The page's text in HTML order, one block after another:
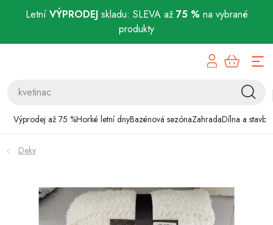
Letní VÝPRODEJskladu: SLEVA až 75 % na vybrané
produkty
Výprodej až 75 %Horké letní dnyBazénová sezónaZahradaDílna a stavba
Bazénová sezóna
Zahrada
Domácnost
Deky